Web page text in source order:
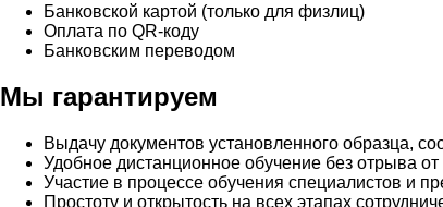
Банковской картой (только для физлиц)
Оплата по QR-коду
Банковским переводом
Мы гарантируем
Выдачу документов установленного образца,
Удобное дистанционное обучение без отрыва
Участие в процессе обучения специалистов и
Простоту и открытость на всех этапах